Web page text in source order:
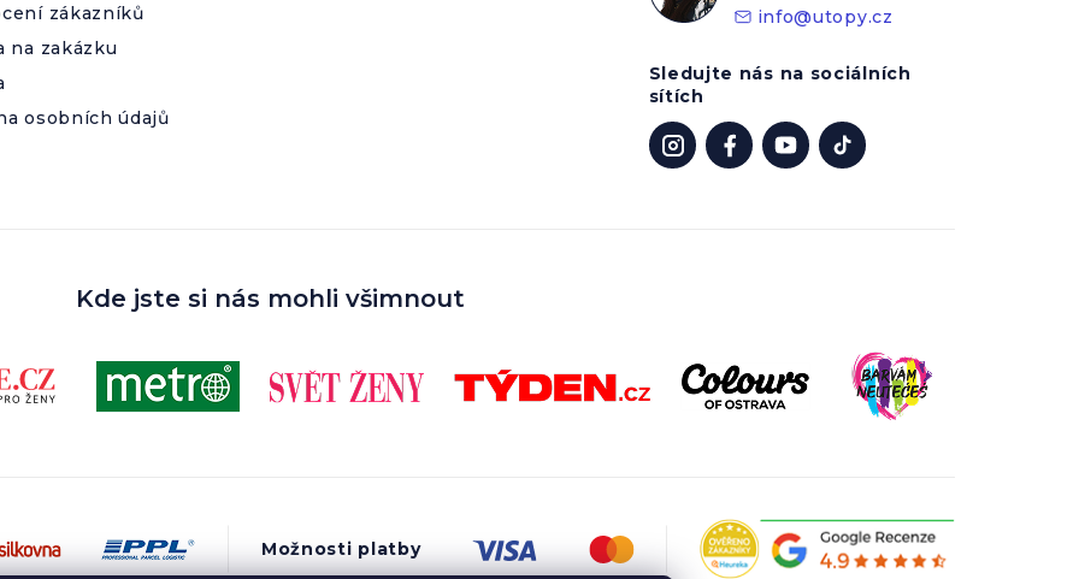
zákazníků
na zakázku
osobních údajů
info@utopy.cz
Sledujte nás na sociálních
sítích
Kde jste si nás mohli všimnout
Možnosti platby